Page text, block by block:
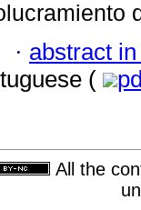
· abstract
(
All the